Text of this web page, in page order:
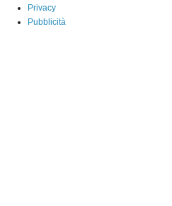
Privacy
Pubblicità